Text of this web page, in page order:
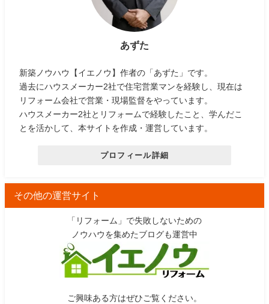
あずた
新築ノウハウ【イエノウ】作者の「あずた」です。
過去にハウスメーカー2社で住宅営業マンを経験し、現在は
リフォーム会社で営業・現場監督をやっています。
ハウスメーカー2社とリフォームで経験したこと、学んだこ
とを活かして、本サイトを作成・運営しています。
プロフィール詳細
その他の運営サイト
「リフォーム」で失敗しないための
ノウハウを集めたブログも運営中
ご興味ある方はぜひご覧ください。